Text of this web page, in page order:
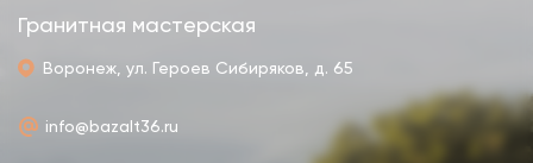
Гранитная мастерская
Воронеж, ул. Героев Сибиряков, д. 65
info@bazalt36.ru